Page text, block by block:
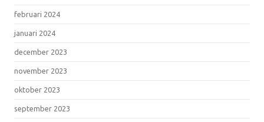
februari 2024
januari 2024
december 2023
november 2023
oktober 2023
september 2023